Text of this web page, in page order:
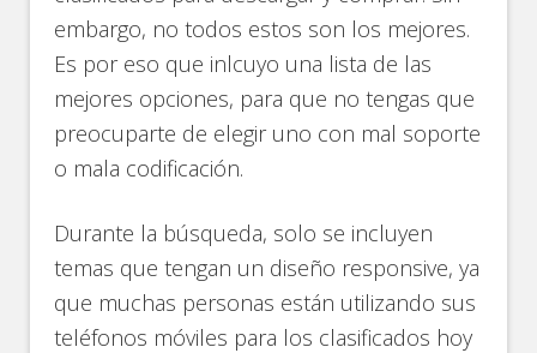
embargo, no todos estos son los mejores.
Es por eso que inlcuyo una lista de las
mejores opciones, para que no tengas que
preocuparte de elegir uno con mal soporte
o mala codificación.
Durante la búsqueda, solo se incluyen
temas que tengan un diseño responsive, ya
que muchas personas están utilizando sus
teléfonos móviles para los clasificados hoy